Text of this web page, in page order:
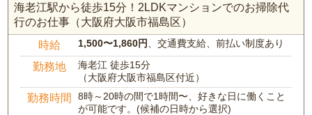
海老江駅から徒歩15分！2LDKマンションでのお掃除代
行のお仕事（大阪府大阪市福島区）
時給 1,500〜1,860円 、交通費支給、前払い制度あり
勤務地
海老江 徒歩15分
（大阪府大阪市福島区付近）
勤務時間
8時～20時の間で1時間〜、好きな日に働くこと
が可能です。(候補の日時から選択)